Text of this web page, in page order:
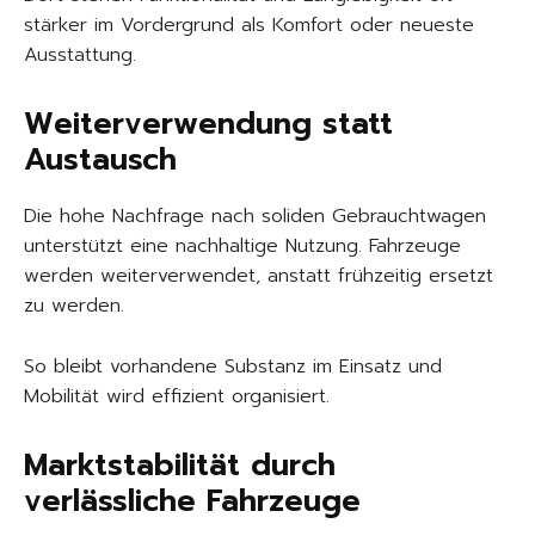
stärker im Vordergrund als Komfort oder neueste
Ausstattung.
Weiterverwendung statt
Austausch
Die hohe Nachfrage nach soliden Gebrauchtwagen
unterstützt eine nachhaltige Nutzung. Fahrzeuge
werden weiterverwendet, anstatt frühzeitig ersetzt
zu werden.
So bleibt vorhandene Substanz im Einsatz und
Mobilität wird effizient organisiert.
Marktstabilität durch
verlässliche Fahrzeuge